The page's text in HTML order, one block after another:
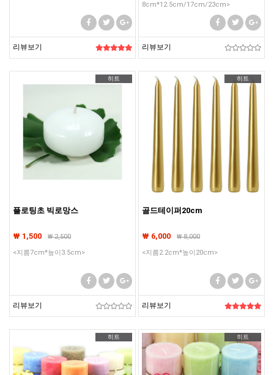
리뷰보기
8cm*12.5cm/17cm/23cm>
리뷰보기
히트
플로팅초 빅로망스
₩ 1,500 ₩2,500
<지름7cm*높이3.5cm>
리뷰보기
히트
골드테이퍼20cm
₩ 6,000 ₩8,000
<지름2.2cm*높이20cm>
리뷰보기
히트 히트